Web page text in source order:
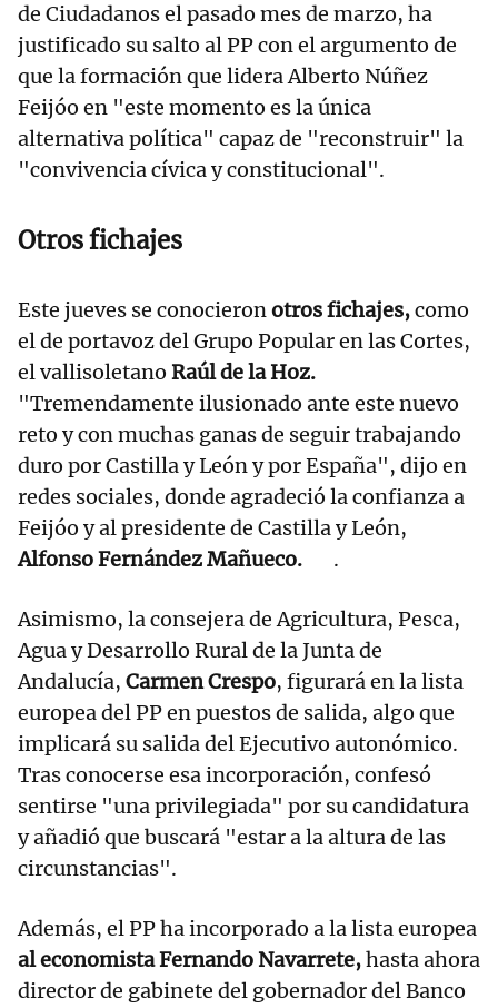
de Ciudadanos el pasado mes de marzo, ha
justificado su salto al PP con el argumento de
que la formación que lidera Alberto Núñez
Feijóo en "este momento es la única
alternativa política" capaz de "reconstruir" la
"convivencia cívica y constitucional".
Otros fichajes
Este jueves se conocieronotros fichajes,como
el de portavoz del Grupo Popular en las Cortes,
el vallisoletano Raúl de la Hoz.
"Tremendamente ilusionado ante este nuevo
reto y con muchas ganas de seguir trabajando
duro por Castilla y León y por España", dijo en
redes sociales, donde agradeció la confianza a
Feijóo y al presidente de Castilla y León,
Alfonso Fernández Mañueco.
.
Asimismo, la consejera de Agricultura, Pesca,
Agua y Desarrollo Rural de la Junta de
Andalucía, Carmen Crespo, figurará en la lista
europea del PP en puestos de salida, algo que
implicará su salida del Ejecutivo autonómico.
Tras conocerse esa incorporación, confesó
sentirse "una privilegiada" por su candidatura
y añadió que buscará "estar a la altura de las
circunstancias".
Además, el PP ha incorporado a la lista europea
al economista Fernando Navarrete,hasta ahora
director de gabinete del gobernador del Banco